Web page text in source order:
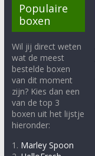
Populaire
boxen
Wil jij direct weten
wat de meest
bestelde boxen
van dit moment
zijn? Kies dan een
van de top 3
boxen uit het lijstje
hieronder:
1. Marley Spoon